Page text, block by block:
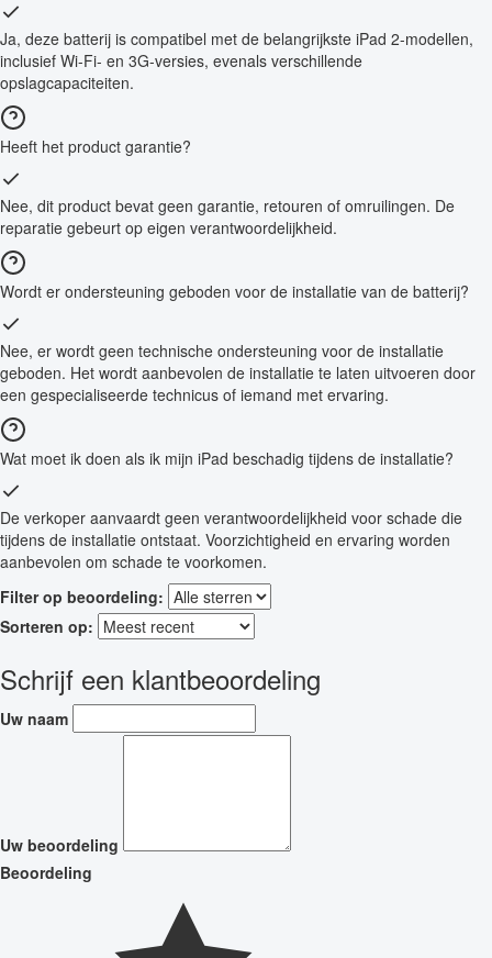
Ja, deze batterij is compatibel met de belangrijkste iPad 2-modellen,
inclusief Wi-Fi- en 3G-versies, evenals verschillende
opslagcapaciteiten.
Heeft het product garantie?
Nee, dit product bevat geen garantie, retouren of omruilingen. De
reparatie gebeurt op eigen verantwoordelijkheid.
Wordt er ondersteuning geboden voor de installatie van de batterij?
Nee, er wordt geen technische ondersteuning voor de installatie
geboden. Het wordt aanbevolen de installatie te laten uitvoeren door
een gespecialiseerde technicus of iemand met ervaring.
Wat moet ik doen als ik mijn iPad beschadig tijdens de installatie?
De verkoper aanvaardt geen verantwoordelijkheid voor schade die
tijdens de installatie ontstaat. Voorzichtigheid en ervaring worden
aanbevolen om schade te voorkomen.
Filter op beoordeling:
Sorteren op:
Schrijf een klantbeoordeling
Uw naam
Uw beoordeling
Beoordeling